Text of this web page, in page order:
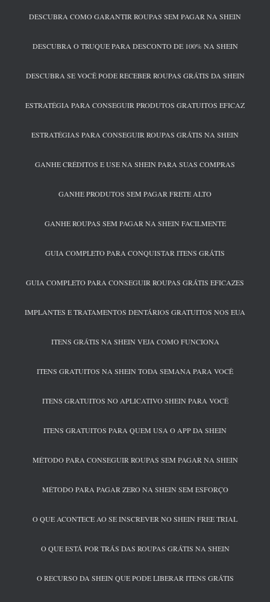
DESCUBRA COMO GARANTIR ROUPAS SEM PAGAR NA SHEIN
DESCUBRA O TRUQUE PARA DESCONTO DE 100% NA SHEIN
DESCUBRA SE VOCÊ PODE RECEBER ROUPAS GRÁTIS DA SHEIN
ESTRATÉGIA PARA CONSEGUIR PRODUTOS GRATUITOS EFICAZ
ESTRATÉGIAS PARA CONSEGUIR ROUPAS GRÁTIS NA SHEIN
GANHE CRÉDITOS E USE NA SHEIN PARA SUAS COMPRAS
GANHE PRODUTOS SEM PAGAR FRETE ALTO
GANHE ROUPAS SEM PAGAR NA SHEIN FACILMENTE
GUIA COMPLETO PARA CONQUISTAR ITENS GRÁTIS
GUIA COMPLETO PARA CONSEGUIR ROUPAS GRÁTIS EFICAZES
IMPLANTES E TRATAMENTOS DENTÁRIOS GRATUITOS NOS EUA
ITENS GRÁTIS NA SHEIN VEJA COMO FUNCIONA
ITENS GRATUITOS NA SHEIN TODA SEMANA PARA VOCÊ
ITENS GRATUITOS NO APLICATIVO SHEIN PARA VOCÊ
ITENS GRATUITOS PARA QUEM USA O APP DA SHEIN
MÉTODO PARA CONSEGUIR ROUPAS SEM PAGAR NA SHEIN
MÉTODO PARA PAGAR ZERO NA SHEIN SEM ESFORÇO
O QUE ACONTECE AO SE INSCREVER NO SHEIN FREE TRIAL
O QUE ESTÁ POR TRÁS DAS ROUPAS GRÁTIS NA SHEIN
O RECURSO DA SHEIN QUE PODE LIBERAR ITENS GRÁTIS